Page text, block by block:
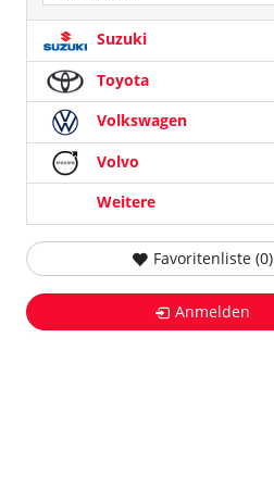
Suzuki
Toyota
Volkswagen
Volvo
Weitere
Favoritenliste (0)
Anmelden